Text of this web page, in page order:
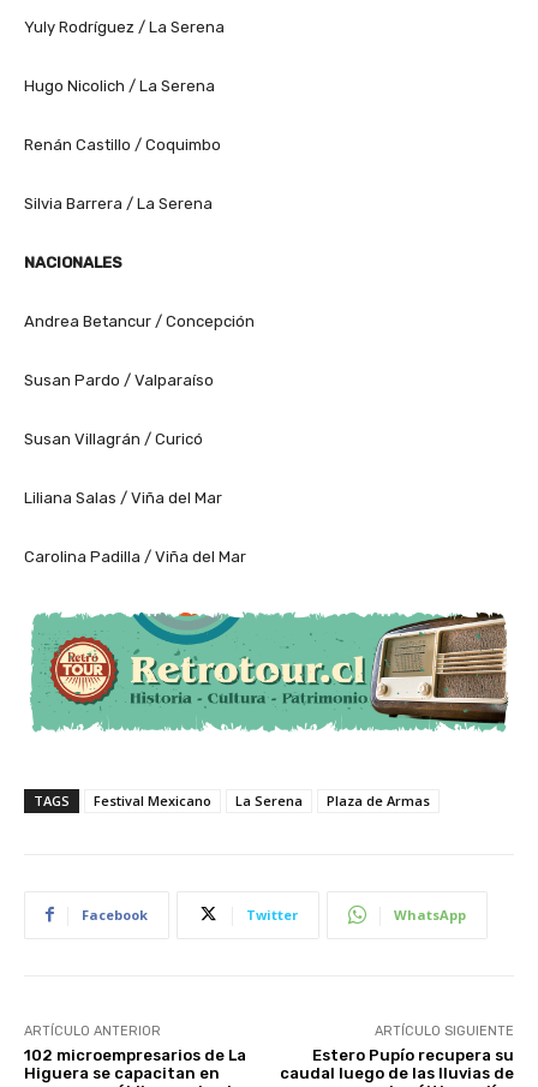
Yuly Rodríguez / La Serena
Hugo Nicolich / La Serena
Renán Castillo / Coquimbo
Silvia Barrera / La Serena
NACIONALES
Andrea Betancur / Concepción
Susan Pardo / Valparaíso
Susan Villagrán / Curicó
Liliana Salas / Viña del Mar
Carolina Padilla / Viña del Mar
TAGS Festival Mexicano La Serena Plaza de Armas
Facebook Twitter WhatsApp
ARTÍCULO ANTERIOR
102 microempresarios de La
Higuera se capacitan en
ARTÍCULO SIGUIENTE
Estero Pupío recupera su
caudal luego de las lluvias de